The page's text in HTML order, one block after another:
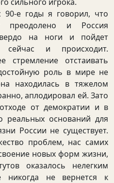
е годы я говорил, что
преодолено и Россия
на ноги и пойдет
и происходит.
стремление отстаивать
роль в мире не
находилась в тяжелом
аплодировал ей. Зато
от демократии и в
реальных оснований для
России не существует.
проблем, нас самих
новых форм жизни,
оказалось нелегким
не вернется к